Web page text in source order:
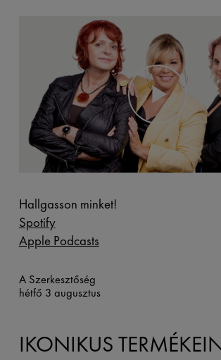
Hallgasson minket!
Spotify
Apple Podcasts
A Szerkesztőség
hétfő 3 augusztus
IKONIKUS